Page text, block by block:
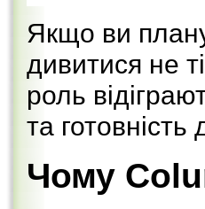
Якщо ви
дивитися не
роль
та
Чому